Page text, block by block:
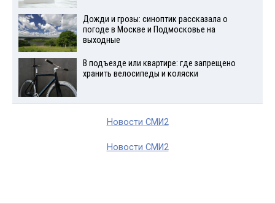
Дожди и грозы: синоптик рассказала о
погоде в Москве и Подмосковье на
выходные
В подъезде или квартире: где запрещено
хранить велосипеды и коляски
Новости СМИ2
Новости СМИ2